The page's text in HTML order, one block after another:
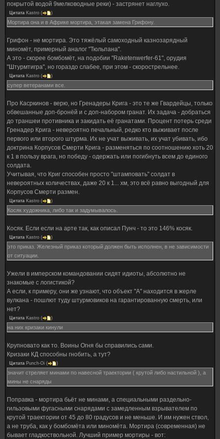
покрытой водой 9мелководные реки) - застрянет наглухо.
Цитата Kastro ( )
Мортира она и в Африке мортира, этакая замена Грифону.
Грифон - не мортира. Это тяжёлый самоходный казнозарядный
миномёт, примерный аналог "Тюльпана".
А это - скорее бомбомёт, на подобии "Raketenwerfer-61", орудия
"Штурмтигра", но гораздо слабее, при этом - скорострельнее.
Цитата Kastro ( )
супер ветеранами все.
Про Касркинов - верю, но Гренадеры Крига - это те же Гвардейцы, только
обвешанные доп-бронёй и с доп-набором гранат. Их задача - добраться
до траншеи противника и закидать её гранатами. Процент потерь среди
Гренадер Крига - невероятно печальный, редко кто выживает после
первого или второго штурма. Их не учат выживать, их учат убивать, ибо
доктрина Корпусов Смерти Крига - разменяться по соотношению хоть 20
к 1 в пользу врага, но победу - одержать или погибнуть всем до единого
солдата.
Учитывая, что Криг способен просто "штамповать" солдат в
невероятных количествах, даже 20 к 1... хм, это всё равно выгодный для
Корпусов Смерти размен.
Цитата Kastro ( )
Косяк художника, либо так и задумывалось.
Косяк. Если если на арте так, как описал Пунч - то это 146% косяк.
Цитата Kastro ( )
это приказ. Железный приказ который должен быть исполнен, в не зависимости
от ситуации.
Ужели в имперском командовании сидят идиоты, абсолютно не
знакомые с логистикой?
А если, к примеру, они же узнают, что объект "А" находится в жерле
вулкана - пошлют туду штурмовиков на гарантированную смерть, или
нет?
Цитата Kastro ( )
на них кризаки кинули
Крупновато как то. Воины Огня бы справились сами.
Кризаки КД способны гнобить, а тут?
Цитата Punch-Oi ( )
значит стреляет минами по навесной траектории ( крутой либо настильной ), а
мины не снаряды
Поправка - мортира бьёт не минами, а специальными раздельно-
гильзовыми фугасными снарядами с замедленным взрывателем по
крутой траектории от 45 до 80 градусов и не меньше. И им нужен ствол,
а не труба, как у бомбомёта или миномёта. Мортира (современная) не
бывает гладкоствольной. Лучший пример мортиры - вот: